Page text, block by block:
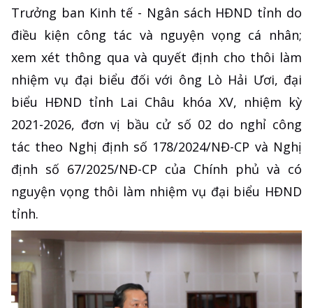
Trưởng ban Kinh tế - Ngân sách HĐND tỉnh do
điều kiện công tác và nguyện vọng cá nhân;
xem xét thông qua và quyết định cho thôi làm
nhiệm vụ đại biểu đối với ông Lò Hải Ươi, đại
biểu HĐND tỉnh Lai Châu khóa XV, nhiệm kỳ
2021-2026, đơn vị bầu cử số 02 do nghỉ công
tác theo Nghị định số 178/2024/NĐ-CP và Nghị
định số 67/2025/NĐ-CP của Chính phủ và có
nguyện vọng thôi làm nhiệm vụ đại biểu HĐND
tỉnh.